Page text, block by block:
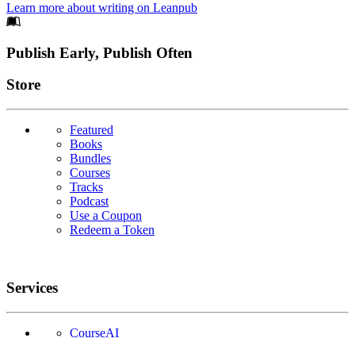
Learn more about writing on Leanpub
Footer
Publish Early, Publish Often
Links
Store
Featured
Books
Bundles
Courses
Tracks
Podcast
Use a Coupon
Redeem a Token
Services
CourseAI